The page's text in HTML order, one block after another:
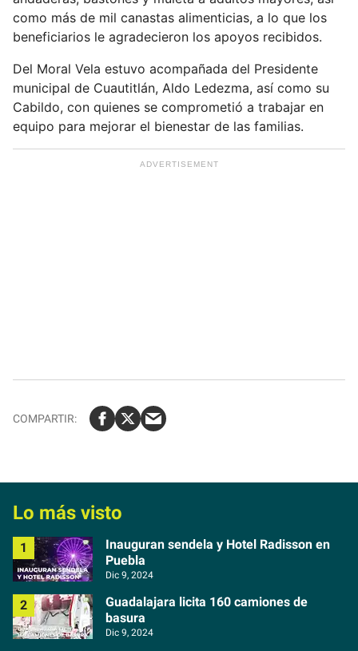
a
i
l
como más de mil canastas alimenticias, a lo que los
beneficiarios le agradecieron los apoyos recibidos.
Del Moral Vela estuvo acompañada del Presidente
municipal de Cuautitlán, Aldo Ledezma, así como su
Cabildo, con quienes se comprometió a trabajar en
equipo para mejorar el bienestar de las familias.
Lo más visto
Inauguran sendela y Hotel Radisson en
Puebla
Dic 9, 2024
Guadalajara licita 160 camiones de
basura
Dic 9, 2024